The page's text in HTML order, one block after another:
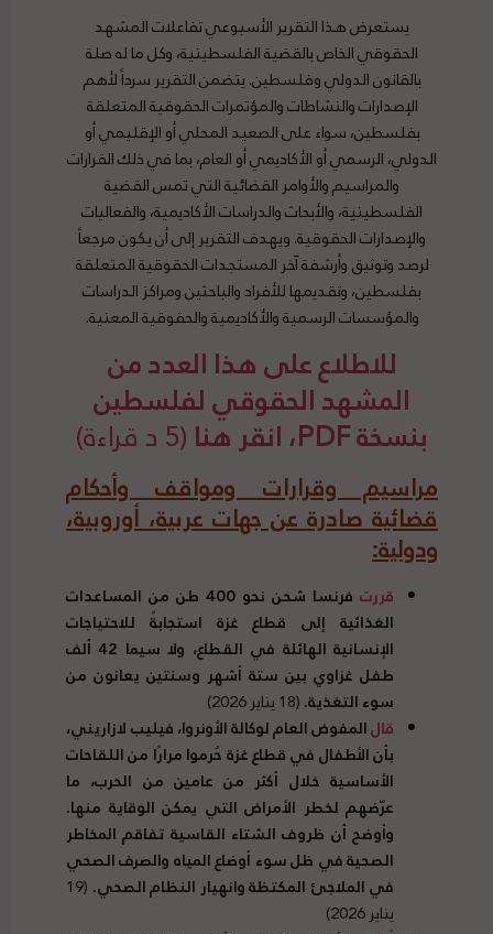
يستعرض هذا التقرير الأسبوعي تفاعلات المشهد
الحقوقي الخاص بالقضية الفلسطينية، وكل ما له صلة
بالقانون الدولي وفلسطين. يتضمن التقرير سرداً لأهم
الإصدارات والنشاطات والمؤتمرات الحقوقية المتعلقة
بفلسطين، سواء على الصعيد المحلي أو الإقليمي أو
الدولي، الرسمي أو الأكاديمي أو العام، بما في ذلك القرارات
والمراسيم والأوامر القضائية التي تمس القضية
الفلسطينية، والأبحاث والدراسات الأكاديمية، والفعاليات
والإصدارات الحقوقية. ويهدف التقرير إلى أن يكون مرجعاً
لرصد وتوثيق وأرشفة آخر المستجدات الحقوقية المتعلقة
بفلسطين، وتقديمها للأفراد والباحثين ومراكز الدراسات
والمؤسسات الرسمية والأكاديمية والحقوقية المعنية.
للاطلاع على هذا العدد من
المشهد الحقوقي لفلسطين
بنسخة PDF، انقر هنا (5 د قراءة)
مراسيم وقرارات ومواقف وأحكام
قضائية صادرة عن جهات عربية، أوروبية،
ودولية:
قررت
فرنسا شحن نحو 400 طن من المساعدات
الغذائية إلى قطاع غزة استجابةً للاحتياجات
الإنسانية الهائلة في القطاع، ولا سيما 42 ألف
طفل غزاوي بين ستة أشهر وسنتين يعانون من
سوء التغذية.(18 يناير 2026)
قالالمفوض العام لوكالة الأونروا، فيليب لازاريني،
بأن الأطفال في قطاع غزة حُرموا مرارًا من اللقاحات
الأساسية خلال أكثر من عامين من الحرب، ما
عرّضهم لخطر الأمراض التي يمكن الوقاية منها.
وأوضح أن ظروف الشتاء القاسية تفاقم المخاطر
الصحية في ظل سوء أوضاع المياه والصرف الصحي
في الملاجئ المكتظة وانهيار النظام الصحي. (19
يناير 2026)